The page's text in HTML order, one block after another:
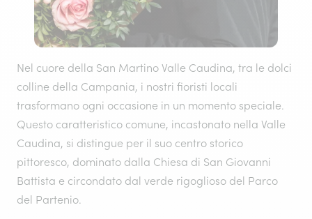
Nel cuore della San Martino Valle Caudina, tra le dolci
colline della Campania, i nostri fioristi locali
trasformano ogni occasione in un momento speciale.
Questo caratteristico comune, incastonato nella Valle
Caudina, si distingue per il suo centro storico
pittoresco, dominato dalla Chiesa di San Giovanni
Battista e circondato dal verde rigoglioso del Parco
del Partenio.